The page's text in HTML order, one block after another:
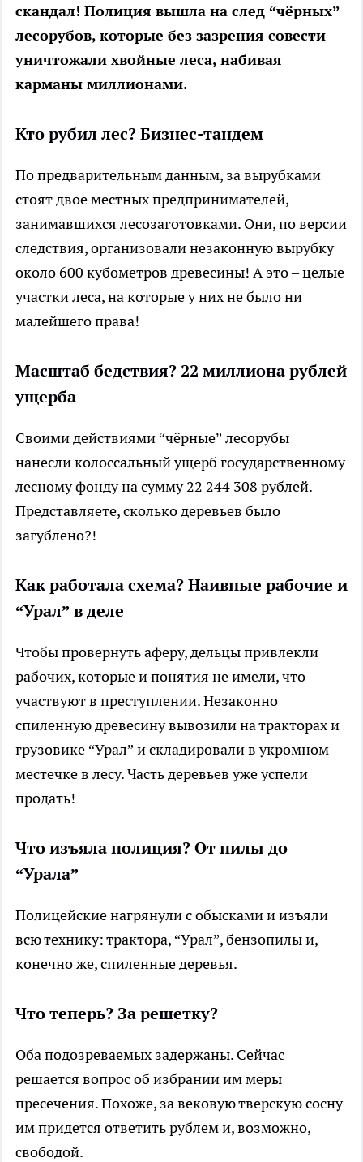
скандал! Полиция вышла на след “чёрных”
лесорубов, которые без зазрения совести
уничтожали хвойные леса, набивая
карманы миллионами.
Кто рубил лес? Бизнес-тандем
По предварительным данным, за вырубками
стоят двое местных предпринимателей,
занимавшихся лесозаготовками. Они, по версии
следствия, организовали незаконную вырубку
около 600 кубометров древесины! А это – целые
участки леса, на которые у них не было ни
малейшего права!
Масштаб бедствия? 22 миллиона рублей
ущерба
Своими действиями “чёрные” лесорубы
нанесли колоссальный ущерб государственному
лесному фонду на сумму 22 244 308 рублей.
Представляете, сколько деревьев было
загублено?!
Как работала схема? Наивные рабочие и
“Урал” в деле
Чтобы провернуть аферу, дельцы привлекли
рабочих, которые и понятия не имели, что
участвуют в преступлении. Незаконно
спиленную древесину вывозили на тракторах и
грузовике “Урал” и складировали в укромном
местечке в лесу. Часть деревьев уже успели
продать!
Что изъяла полиция? От пилы до
“Урала”
Полицейские нагрянули с обысками и изъяли
всю технику: трактора, “Урал”, бензопилы и,
конечно же, спиленные деревья.
Что теперь? За решетку?
Оба подозреваемых задержаны. Сейчас
решается вопрос об избрании им меры
пресечения. Похоже, за вековую тверскую сосну
им придется ответить рублем и, возможно,
свободой.